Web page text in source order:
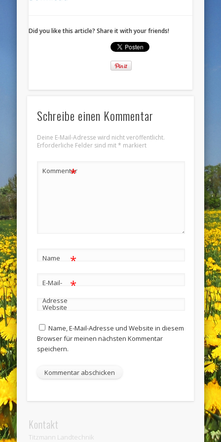
Did you like this article? Share it with your friends!
Schreibe einen Kommentar
Deine E-Mail-Adresse wird nicht veröffentlicht.
Erforderliche Felder sind mit* markiert
Kommentar
*
Name *
E-Mail-
Adresse
*
Website
Name, E-Mail-Adresse und Website in diesem
Browser für meinen nächsten Kommentar
speichern.
Kontakt
Titzmann Landtechnik